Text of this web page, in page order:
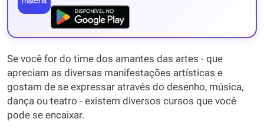
Se você for do time dos amantes das artes - que
apreciam as diversas manifestações artísticas e
gostam de se expressar através do desenho, música,
dança ou teatro - existem diversos cursos que você
pode se encaixar.